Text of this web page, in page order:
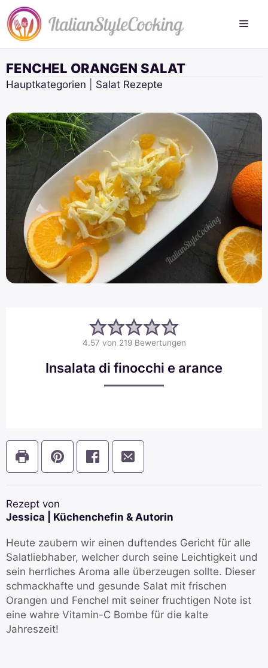
Zum
Inhalt
springen
FENCHEL ORANGEN SALAT
Hauptkategorien Salat Rezepte
4.57 von 219Bewertungen
Insalata di finocchi e arance
Rezept von
Jessica | Küchenchefin & Autorin
Heute zaubern wir einen duftendes Gericht für alle
Salatliebhaber, welcher durch seine Leichtigkeit und
sein herrliches Aroma alle überzeugen sollte. Dieser
schmackhafte und gesunde Salat mit frischen
Orangen und Fenchel mit seiner fruchtigen Note ist
eine wahre Vitamin-C Bombe für die kalte
Jahreszeit!